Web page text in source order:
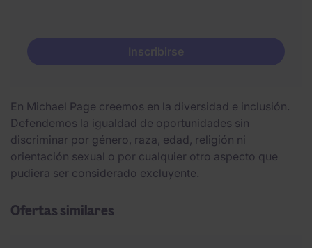
Inscribirse
En Michael Page creemos en la diversidad e inclusión.
Defendemos la igualdad de oportunidades sin
discriminar por género, raza, edad, religión ni
orientación sexual o por cualquier otro aspecto que
pudiera ser considerado excluyente.
Ofertas similares